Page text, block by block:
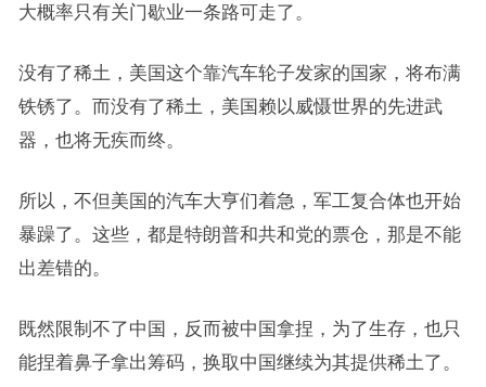
大概率只有关门歇业一条路可走了。
没有了稀土，美国这个靠汽车轮子发家的国家，将布满
铁锈了。而没有了稀土，美国赖以威慑世界的先进武
器，也将无疾而终。
所以，不但美国的汽车大亨们着急，军工复合体也开始
暴躁了。这些，都是特朗普和共和党的票仓，那是不能
出差错的。
既然限制不了中国，反而被中国拿捏，为了生存，也只
能捏着鼻子拿出筹码，换取中国继续为其提供稀土了。